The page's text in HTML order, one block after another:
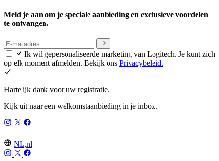
Meld je aan om je speciale aanbieding en exclusieve voordelen
te ontvangen.
Ik wil gepersonaliseerde marketing van Logitech. Je kunt zich
op elk moment afmelden. Bekijk ons Privacybeleid.
Hartelijk dank voor uw registratie.
Kijk uit naar een welkomstaanbieding in je inbox.
NL,nl